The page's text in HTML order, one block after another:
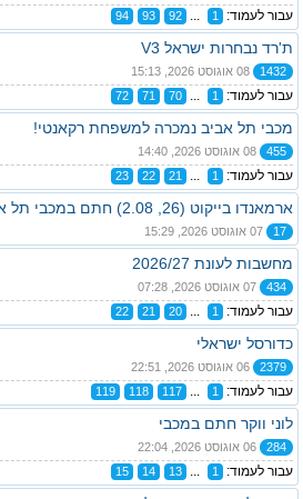
עבור לעמוד: 1
...
92
93
94
ת'רד נבחרות ישראל V3
1432
עבור לעמוד: 1
...
70
71
72
מכבי תל אביב נמכרה למשפחת רקאנטי!
455
עבור לעמוד: 1
...
21
22
23
ארמאנדו בייקוט (26, 2.08) חתם במכבי תל אביב
17
מחשבות לעונת 2026/27
434
עבור לעמוד: 1
...
20
21
22
כדורסל ישראלי
2379
עבור לעמוד: 1
...
117
118
119
לוני ווקר חתם במכבי
284
עבור לעמוד: 1
...
13
14
15